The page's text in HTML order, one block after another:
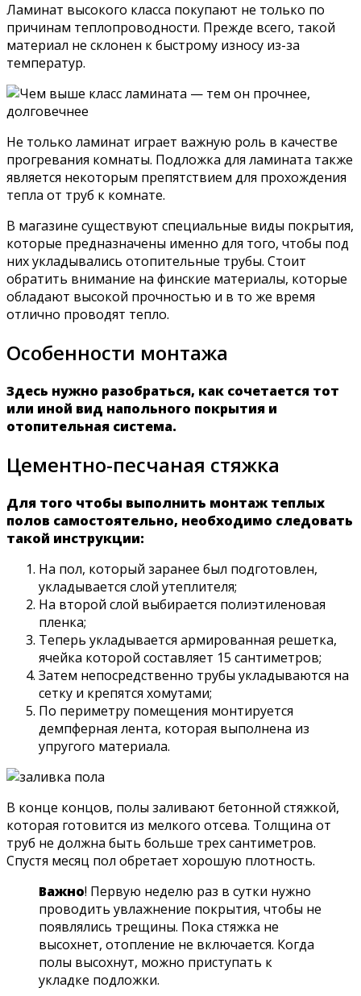
Ламинат высокого класса покупают не только по
причинам теплопроводности. Прежде всего, такой
материал не склонен к быстрому износу из-за
температур.
Не только ламинат играет важную роль в качестве
прогревания комнаты. Подложка для ламината также
является некоторым препятствием для прохождения
тепла от труб к комнате.
В магазине существуют специальные виды покрытия,
которые предназначены именно для того, чтобы под
них укладывались отопительные трубы. Стоит
обратить внимание на финские материалы, которые
обладают высокой прочностью и в то же время
отлично проводят тепло.
Особенности монтажа
Здесь нужно разобраться, как сочетается тот
или иной вид напольного покрытия и
отопительная система.
Цементно-песчаная стяжка
Для того чтобы выполнить монтаж теплых
полов самостоятельно, необходимо следовать
такой инструкции:
На пол, который заранее был подготовлен,
укладывается слой утеплителя;
На второй слой выбирается полиэтиленовая
пленка;
Теперь укладывается армированная решетка,
ячейка которой составляет 15 сантиметров;
Затем непосредственно трубы укладываются на
сетку и крепятся хомутами;
По периметру помещения монтируется
демпферная лента, которая выполнена из
упругого материала.
В конце концов, полы заливают бетонной стяжкой,
которая готовится из мелкого отсева. Толщина от
труб не должна быть больше трех сантиметров.
Спустя месяц пол обретает хорошую плотность.
Важно! Первую неделю раз в сутки нужно
проводить увлажнение покрытия, чтобы не
появлялись трещины. Пока стяжка не
высохнет, отопление не включается. Когда
полы высохнут, можно приступать к
укладке подложки.